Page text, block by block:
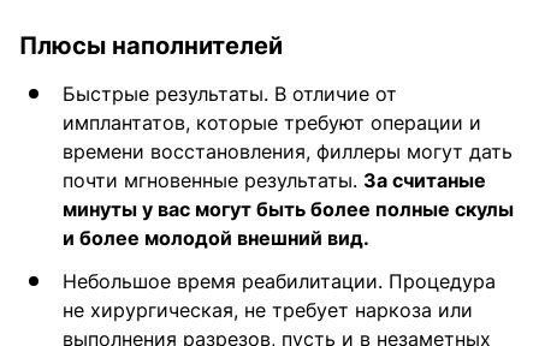
Плюсы наполнителей
Быстрые результаты. В отличие от
имплантатов, которые требуют операции и
времени восстановления, филлеры могут дать
почти мгновенные результаты. За считаные
минуты у вас могут быть более полные скулы
и более молодой внешний вид.
Небольшое время реабилитации. Процедура
не хирургическая, не требует наркоза или
выполнения разрезов, пусть и в незаметных